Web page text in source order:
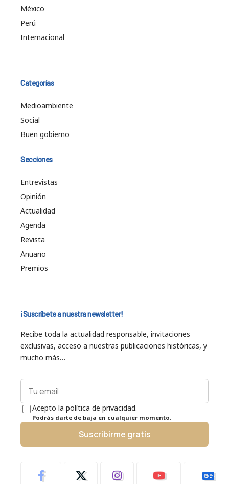
México
Perú
Internacional
Categorías
Medioambiente
Social
Buen gobierno
Secciones
Entrevistas
Opinión
Actualidad
Agenda
Revista
Anuario
Premios
¡Suscríbete a nuestra newsletter!
Recibe toda la actualidad responsable, invitaciones
exclusivas, acceso a nuestras publicaciones históricas, y
mucho más…
Acepto la política de privacidad.
Podrás darte de baja en cualquier momento.
Suscribirme gratis